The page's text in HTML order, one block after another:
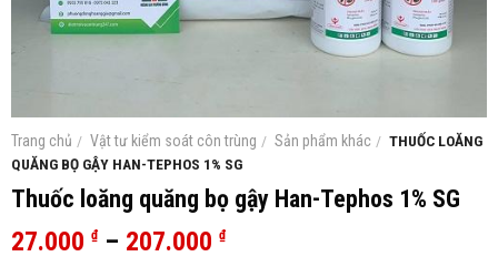
Trang chủ / Vật tư kiểm soát côn trùng / Sản phẩm khác / THUỐC LOĂNG
QUĂNG BỌ GẬY HAN-TEPHOS 1% SG
Thuốc loăng quăng bọ gậy Han-Tephos 1% SG
27.000 ₫ – 207.000 ₫